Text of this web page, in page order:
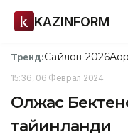
KAZINFORM
Тренд:Сайлов-2026
15:36, 06 Феврал 2024
Олжас
тайинланди